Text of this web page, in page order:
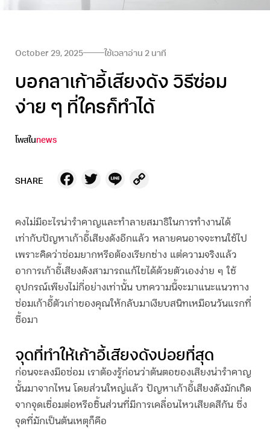
October 29, 2025 ใช้เวลาอ่าน 2 นาที
บอกลาเก้าอี้เสียงดัง วิธีซ่อม
ง่าย ๆ ที่ใครก็ทำได้
โพสในnews
SHARE Facebook
Twitter
Line
คงไม่มีอะไรน่ารำคาญและทำลายสมาธิในการทำงานได้
เท่ากับปัญหาเก้าอี้เสียงดังอีกแล้ว หลายคนอาจจะทนใช้ไป
เพราะคิดว่าซ่อมยากหรือต้องเรียกช่าง แต่ความจริงแล้ว
อาการเก้าอี้เสียงดังสามารถแก้ไขได้ด้วยตัวเองง่าย ๆ ใช้
อุปกรณ์เพียงไม่กี่อย่างเท่านั้น บทความนี้จะมาแนะแนวทาง
ซ่อมเก้าอี้ตัวเก่าของคุณให้กลับมาเงียบสนิทเหมือนวันแรกที่
ซื้อมา
จุดที่ทำให้เก้าอี้เสียงดังบ่อยที่สุด
ก่อนจะลงมือซ่อม เราต้องรู้ก่อนว่าต้นตอของเสียงน่ารำคาญ
นั้นมาจากไหน โดยส่วนใหญ่แล้ว ปัญหาเก้าอี้เสียงดังมักเกิด
จากจุดเชื่อมต่อหรือชิ้นส่วนที่มีการเคลื่อนไหวเสียดสีกัน ซึ่ง
จุดที่มักเป็นต้นเหตุก็คือ